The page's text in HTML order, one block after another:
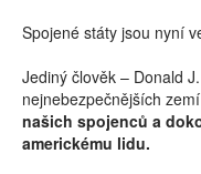
Spojené státy jsou nyní
Jediný člověk – Donald
nejnebezpečnějších
našich spojenců a
americkému lidu.